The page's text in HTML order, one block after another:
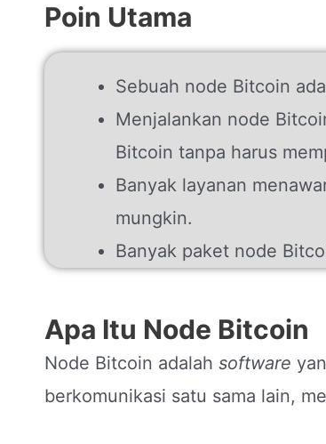
Poin Utama
Sebuah node Bitcoin
Menjalankan node
Bitcoin tanpa harus
Banyak layanan
mungkin.
Banyak paket node
Apa Itu Node Bitcoin
Node Bitcoin adalah software
berkomunikasi satu sama lain,